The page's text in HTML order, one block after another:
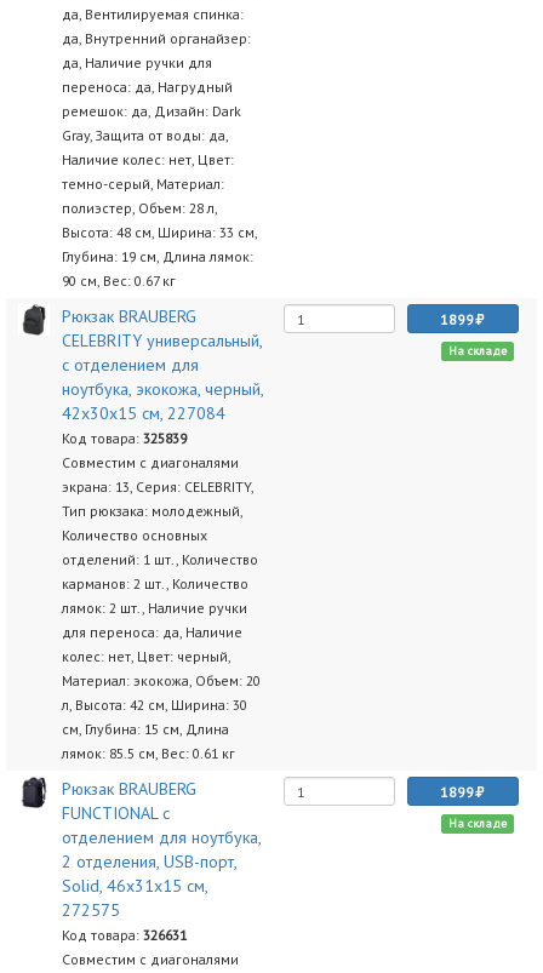
да, Вентилируемая спинка:
да, Внутренний органайзер:
да, Наличие ручки для
переноса: да, Нагрудный
ремешок: да, Дизайн: Dark
Gray, Защита от воды: да,
Наличие колес: нет, Цвет:
темно-серый, Материал:
полиэстер, Объем: 28 л,
Высота: 48 см, Ширина: 33 см,
Глубина: 19 см, Длина лямок:
90 см, Вес: 0.67 кг
Рюкзак BRAUBERG
CELEBRITY универсальный,
с отделением для
ноутбука, экокожа, черный,
42х30х15 см, 227084
Код товара: 325839
Совместим с диагоналями
экрана: 13, Серия: CELEBRITY,
Тип рюкзака: молодежный,
Количество основных
отделений: 1 шт., Количество
карманов: 2 шт., Количество
лямок: 2 шт., Наличие ручки
для переноса: да, Наличие
колес: нет, Цвет: черный,
Материал: экокожа, Объем: 20
л, Высота: 42 см, Ширина: 30
см, Глубина: 15 см, Длина
лямок: 85.5 см, Вес: 0.61 кг
1899
На складе
Рюкзак BRAUBERG
FUNCTIONAL с
отделением для ноутбука,
2 отделения, USB-порт,
Solid, 46х31х15 см,
272575
Код товара: 326631
Совместим с диагоналями
1899
На складе